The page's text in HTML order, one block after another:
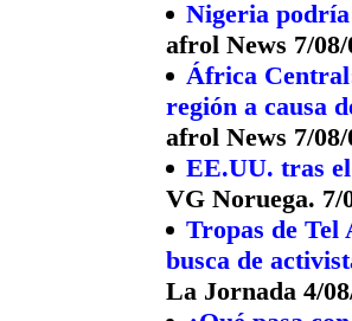
Nigeria
afrol News 7/08/
África
región a causa
afrol News 7/08/
EE.UU. tras
VG Noruega. 7/
Tropas de Tel
busca de
La Jornada 4/